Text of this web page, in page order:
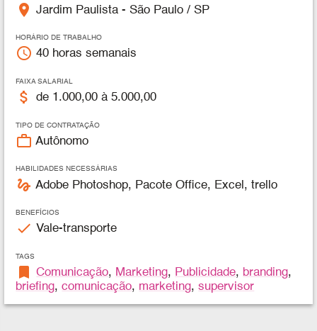
place Jardim Paulista - São Paulo / SP
HORÁRIO DE TRABALHO
access_time 40 horas semanais
FAIXA SALARIAL
attach_money de 1.000,00 à 5.000,00
TIPO DE CONTRATAÇÃO
work_outline Autônomo
HABILIDADES NECESSÁRIAS
gesture Adobe Photoshop, Pacote Office, Excel, trello
BENEFÍCIOS
check Vale-transporte
TAGS
bookmark Comunicação, Marketing, Publicidade, branding,
briefing,comunicação, marketing,supervisor